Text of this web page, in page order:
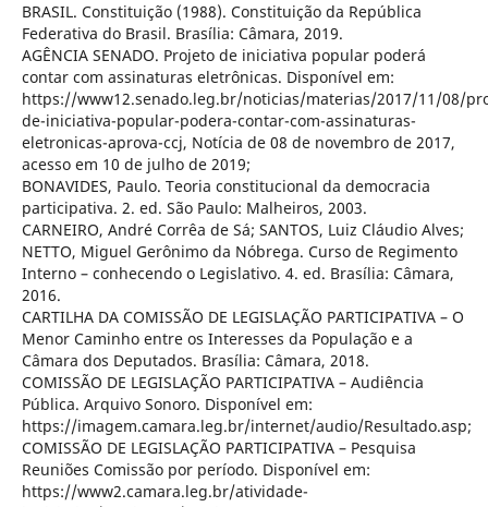
BRASIL. Constituição (1988). Constituição da República
Federativa do Brasil. Brasília: Câmara, 2019.
AGÊNCIA SENADO. Projeto de iniciativa popular poderá
contar com assinaturas eletrônicas. Disponível em:
https://www12.senado.leg.br/noticias/materias/2017/11/08/
de-iniciativa-popular-podera-contar-com-assinaturas-
eletronicas-aprova-ccj, Notícia de 08 de novembro de 2017,
acesso em 10 de julho de 2019;
BONAVIDES, Paulo. Teoria constitucional da democracia
participativa. 2. ed. São Paulo: Malheiros, 2003.
CARNEIRO, André Corrêa de Sá; SANTOS, Luiz Cláudio Alves;
NETTO, Miguel Gerônimo da Nóbrega. Curso de Regimento
Interno – conhecendo o Legislativo. 4. ed. Brasília: Câmara,
2016.
CARTILHA DA COMISSÃO DE LEGISLAÇÃO PARTICIPATIVA – O
Menor Caminho entre os Interesses da População e a
Câmara dos Deputados. Brasília: Câmara, 2018.
COMISSÃO DE LEGISLAÇÃO PARTICIPATIVA – Audiência
Pública. Arquivo Sonoro. Disponível em:
https://imagem.camara.leg.br/internet/audio/Resultado.asp;
COMISSÃO DE LEGISLAÇÃO PARTICIPATIVA – Pesquisa
Reuniões Comissão por período. Disponível em:
https://www2.camara.leg.br/atividade-